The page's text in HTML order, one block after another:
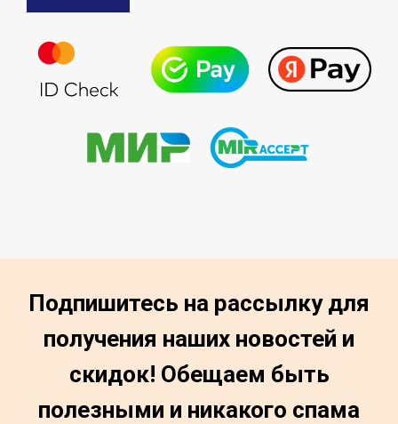
Подпишитесь на рассылку для
получения наших новостей и
скидок! Обещаем быть
полезными и никакого спама